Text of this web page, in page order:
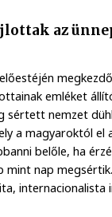
az
emléket
sértett nemzet
a magyaroktól el
belőle, ha
nap